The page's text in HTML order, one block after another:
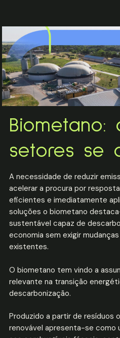
Biometano:
setores se
A necessidade de reduzir
acelerar a procura por
eficientes e imediatamente
soluções o biometano
sustentável capaz de
economia sem exigir
existentes.
O biometano tem vindo a
relevante na transição
descarbonização.
Produzido a partir de resíduos
renovável apresenta-se como